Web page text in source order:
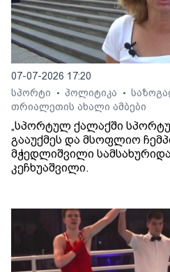
07-07-2026 17:20
სპორტი
• პოლიტიკა •
თრიალეთის ახალი ამბები
„სპორტულ ქალაქში
გააუქმეს და მსოფლიო
მჭედლიშვილი
კეჩხუაშვილი.